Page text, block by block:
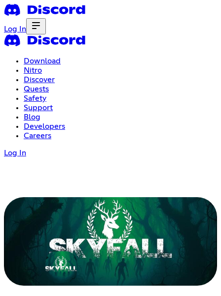
Log In
Download
Nitro
Discover
Quests
Safety
Support
Blog
Developers
Careers
Log In